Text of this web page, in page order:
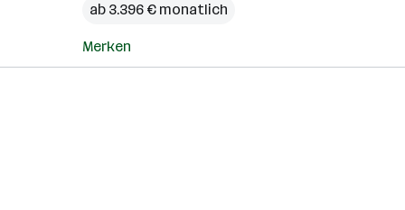
ab 3.396 € monatlich
Merken